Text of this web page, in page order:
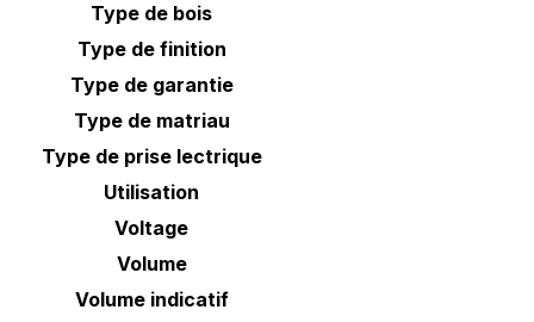
Type de bois
Type de finition
Type de garantie
Type de matriau
Type de prise lectrique
Utilisation
Voltage
Volume
Volume indicatif